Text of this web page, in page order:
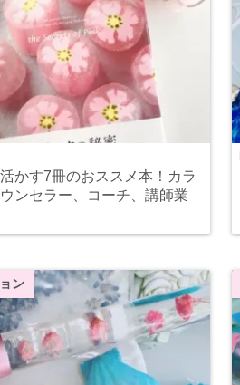
かす7冊のおススメ本！カラ
ンセラー、コーチ、講師業
ン